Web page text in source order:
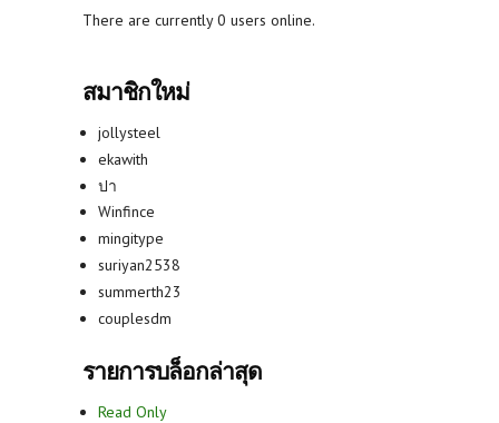
There are currently 0 users online.
สมาชิกใหม่
jollysteel
ekawith
ปา
Winfince
mingitype
suriyan2538
summerth23
couplesdm
รายการบล็อกล่าสุด
Read Only